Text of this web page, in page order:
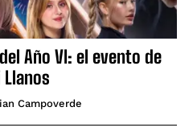
Año VI: el evento de
Llanos
Campoverde